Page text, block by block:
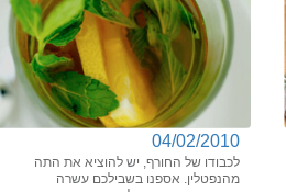
04/02/2010
לכבודו של החורף, יש להוציא את התה
מהנפטלין. אספנו בשבילכם עשרה